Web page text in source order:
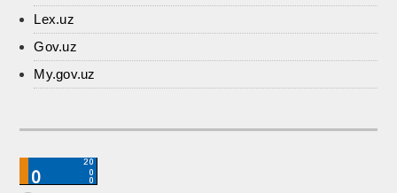
Lex.uz
Gov.uz
My.gov.uz